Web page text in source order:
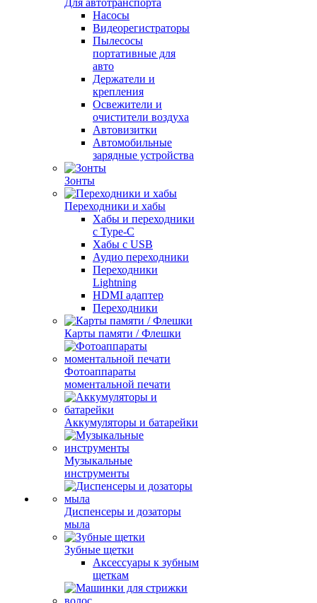
Для автотранспорта
Насосы
Видеорегистраторы
Пылесосы
портативные для
авто
Держатели и
крепления
Освежители и
очистители воздуха
Автовизитки
Автомобильные
зарядные устройства
Зонты
Переходники и хабы
Хабы и переходники
с Type-C
Хабы с USB
Аудио переходники
Переходники
Lightning
HDMI адаптер
Переходники
Карты памяти / Флешки
Фотоаппараты
моментальной печати
Аккумуляторы и батарейки
Музыкальные
инструменты
Диспенсеры и дозаторы
мыла
Зубные щетки
Аксессуары к зубным
щеткам